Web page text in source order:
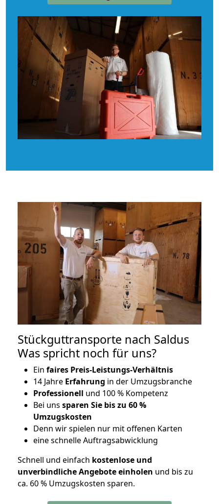
Stückguttransporte nach Saldus
Was spricht noch für uns?
Ein faires Preis-Leistungs-Verhältnis
14 Jahre Erfahrung in der Umzugsbranche
Professionell und 100 % Kompetenz
Bei uns sparen Sie bis zu 60 %
Umzugskosten
Denn wir spielen nur mit offenen Karten
eine schnelle Auftragsabwicklung
Schnell und einfach kostenlose und
unverbindliche Angebote einholen und bis zu
ca. 60 % Umzugskosten sparen.